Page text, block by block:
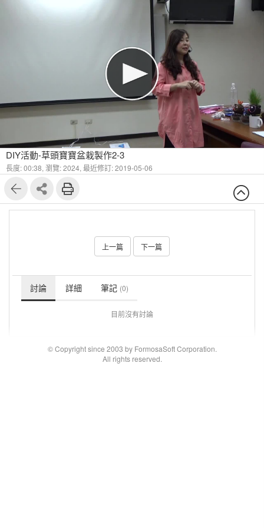
DIY活動-草頭寶寶盆栽製作2-3
長度: 00:38, 瀏覽: 2024, 最近修訂: 2019-05-06
上一篇 下一篇
討論 詳細 筆記 (0)
目前沒有討論
© Copyright since 2003 by FormosaSoft Corporation.
All rights reserved.